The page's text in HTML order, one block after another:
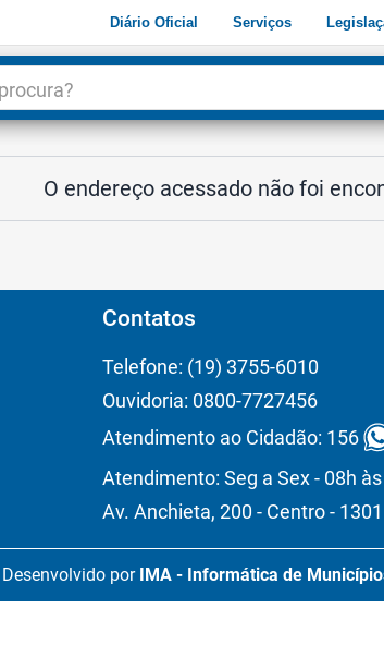
Diário Oficial Serviços
O endereço acessado não foi
Contatos
Telefone: (19) 3755-6010
Ouvidoria: 0800-7727456
Atendimento ao Cidadão: 156
Atendimento: Seg a Sex - 08h
Av. Anchieta, 200 - Centro -
Desenvolvido por IMA - Informática de